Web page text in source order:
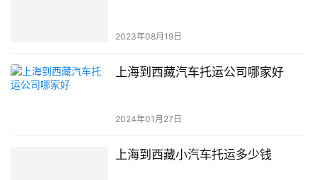
2023年08月19日
上海到西藏汽车托运公司哪家好
2024年01月27日
上海到西藏小汽车托运多少钱